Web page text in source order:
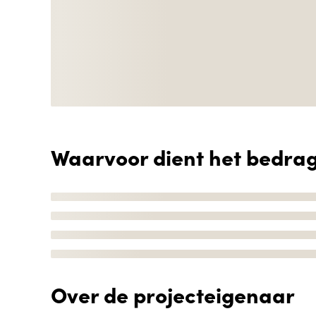
Waarvoor dient het
Over de projecteigenaar